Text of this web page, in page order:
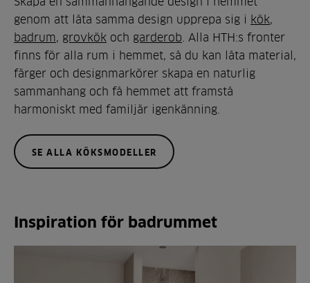
genom att låta samma design upprepa sig i kök,
badrum, grovkök och garderob . Alla HTH:s fronter
finns för alla rum i hemmet, så du kan låta material,
färger och designmarkörer skapa en naturlig
sammanhang och få hemmet att framstå
harmoniskt med familjär igenkänning.
SE ALLA KÖKSMODELLER
Inspiration för badrummet